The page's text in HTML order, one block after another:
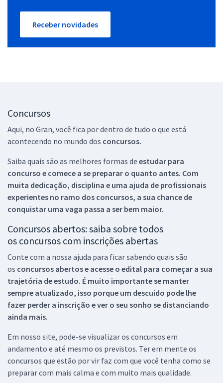
Receber novidades
Concursos
Aqui, no Gran, você fica por dentro de tudo o que está
acontecendo no mundo dos concursos.
Saiba quais são as melhores formas de estudar para
concurso e comece a se preparar o quanto antes. Com
muita dedicação, disciplina e uma ajuda de profissionais
experientes no ramo dos concursos, a sua chance de
conquistar uma vaga passa a ser bem maior.
Concursos abertos: saiba sobre todos
os concursos com inscrições abertas
Conte com a nossa ajuda para ficar sabendo quais são
os concursos abertos e acesse o edital para começar a sua
trajetória de estudo. É muito importante se manter
sempre atualizado, isso porque um descuido pode lhe
fazer perder a inscrição e ver o seu sonho se distanciando
ainda mais.
Em nosso site, pode-se visualizar os concursos em
andamento e até mesmo os previstos. Ter em mente os
concursos que estão por vir faz com que você tenha como se
preparar com mais calma e com muito mais qualidade.